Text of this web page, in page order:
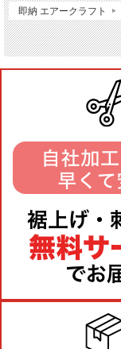
即納 エアークラフト